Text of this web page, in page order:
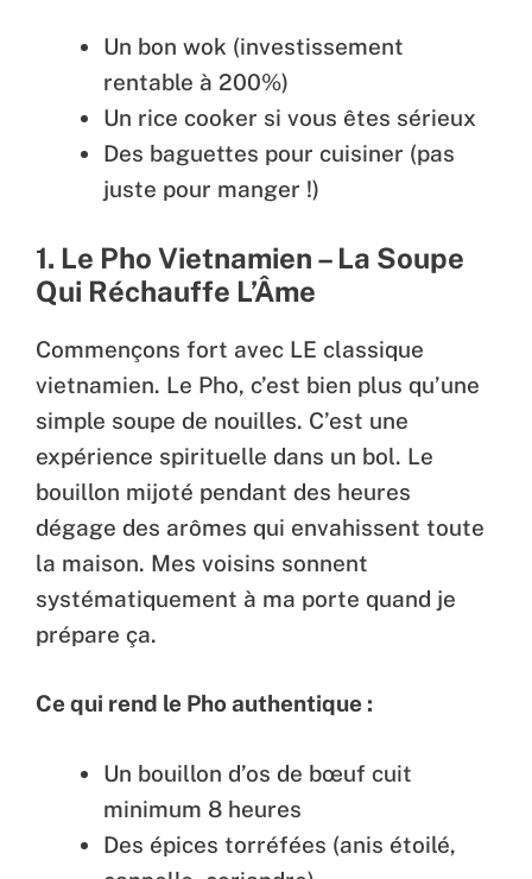
Un bon wok (investissement
rentable à 200%)
Un rice cooker si vous êtes sérieux
Des baguettes pour cuisiner (pas
juste pour manger !)
1. Le Pho Vietnamien – La Soupe
Qui Réchauffe L’Âme
Commençons fort avec LE classique
vietnamien. Le Pho, c’est bien plus qu’une
simple soupe de nouilles. C’est une
expérience spirituelle dans un bol. Le
bouillon mijoté pendant des heures
dégage des arômes qui envahissent toute
la maison. Mes voisins sonnent
systématiquement à ma porte quand je
prépare ça.
Ce qui rend le Pho authentique :
Un bouillon d’os de bœuf cuit
minimum 8 heures
Des épices torréfées (anis étoilé,